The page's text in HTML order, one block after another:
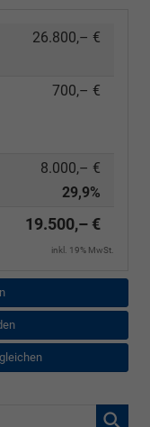
26.800,– €
700,– €
8.000,– €
29,9%
19.500,– €
inkl. 19% MwSt.